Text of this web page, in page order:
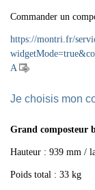
Commander un
https://montri.fr/
A
Je choisis mon
Grand composteur
Hauteur : 939 mm /
Poids total : 33 kg